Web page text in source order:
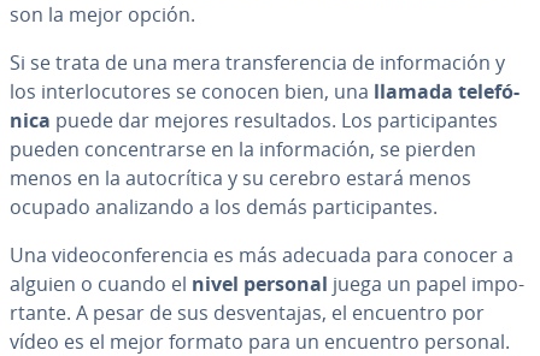
son la mejor opción.
Si se trata de una mera tra­n­s­fe­re­n­cia de in­fo­r­ma­ción y
los in­te­r­lo­cu­to­res se conocen bien, una llamada te­le­fó­
ni­ca puede dar mejores re­su­l­ta­dos. Los pa­r­ti­ci­pa­n­tes
pueden co­n­ce­n­trar­se en la in­fo­r­ma­ción, se pierden
menos en la au­to­crí­ti­ca y su cerebro estará menos
ocupado ana­li­za­n­do a los demás pa­r­ti­ci­pa­n­tes.
Una vi­deo­co­n­fe­re­n­cia es más adecuada para conocer a
alguien o cuando el nivel personal juega un papel im­po­
r­ta­n­te. A pesar de sus de­s­ve­n­ta­jas, el encuentro por
vídeo es el mejor formato para un encuentro personal.